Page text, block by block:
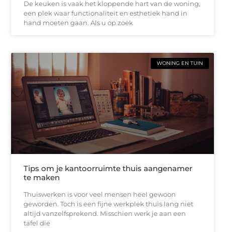
De keuken is vaak het kloppende hart van de woning,
een plek waar functionaliteit en esthetiek hand in
hand moeten gaan. Als u op zoek
WONING EN TUIN
Tips om je kantoorruimte thuis aangenamer
te maken
Thuiswerken is voor veel mensen heel gewoon
geworden. Toch is een fijne werkplek thuis lang niet
altijd vanzelfsprekend. Misschien werk je aan een
tafel die